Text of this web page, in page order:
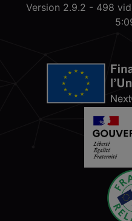
Version 2.9.2 - 498